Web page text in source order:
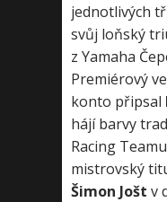
jednotlivých
svůj loňský
z Yamaha
Premiérový
konto připsal
hájí barvy
Racing
mistrovský
Šimon Jošt v